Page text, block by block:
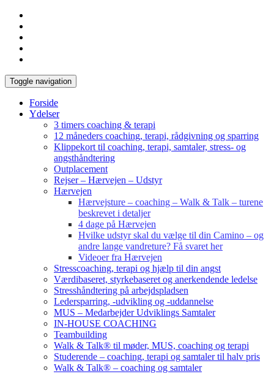
Toggle navigation
Forside
Ydelser
3 timers coaching & terapi
12 måneders coaching, terapi, rådgivning og sparring
Klippekort til coaching, terapi, samtaler, stress- og
angsthåndtering
Outplacement
Rejser – Hærvejen – Udstyr
Hærvejen
Hærvejsture – coaching – Walk & Talk – turene
beskrevet i detaljer
4 dage på Hærvejen
Hvilke udstyr skal du vælge til din Camino – og
andre lange vandreture? Få svaret her
Videoer fra Hærvejen
Stresscoaching, terapi og hjælp til din angst
Værdibaseret, styrkebaseret og anerkendende ledelse
Stresshåndtering på arbejdspladsen
Ledersparring, -udvikling og -uddannelse
MUS – Medarbejder Udviklings Samtaler
IN-HOUSE COACHING
Teambuilding
Walk & Talk® til møder, MUS, coaching og terapi
Studerende – coaching, terapi og samtaler til halv pris
Walk & Talk® – coaching og samtaler